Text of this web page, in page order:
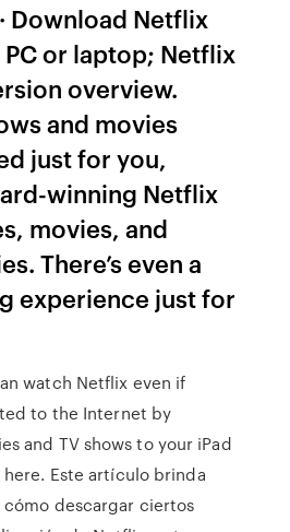
Download Netflix
or laptop; Netflix
overview.
and movies
just for you,
winning Netflix
movies, and
There’s even a
experience just for
watch Netflix even if
to the Internet by
and TV shows to your iPad
here. Este artículo brinda
descargar ciertos